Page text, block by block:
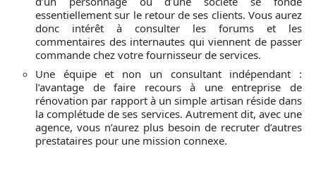
essentiellement sur le retour de ses clients. Vous aurez
donc intérêt à consulter les forums et les
commentaires des internautes qui viennent de passer
commande chez votre fournisseur de services.
Une équipe et non un consultant indépendant :
l’avantage de faire recours à une entreprise de
rénovation par rapport à un simple artisan réside dans
la complétude de ses services. Autrement dit, avec une
agence, vous n’aurez plus besoin de recruter d’autres
prestataires pour une mission connexe.